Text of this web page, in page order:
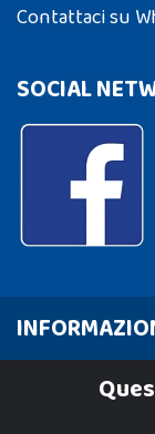
Contattaci su
SOCIAL
Cookie Policy